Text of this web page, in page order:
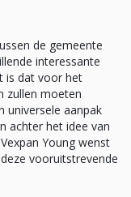
de gemeente
interessante
is dat voor het
zullen moeten
universele aanpak
achter het idee van
Young wenst
vooruitstrevende